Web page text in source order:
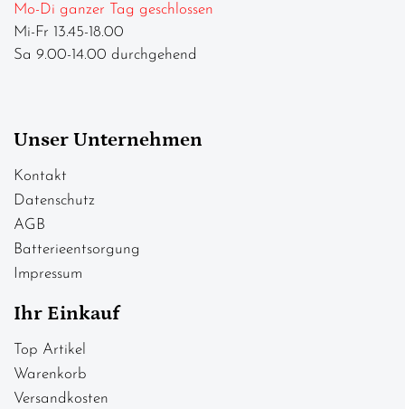
Mo-Di ganzer Tag geschlossen
Mi-Fr 13.45-18.00
Sa 9.00-14.00 durchgehend
Unser Unternehmen
Kontakt
Datenschutz
AGB
Batterieentsorgung
Impressum
Ihr Einkauf
Top Artikel
Warenkorb
Versandkosten